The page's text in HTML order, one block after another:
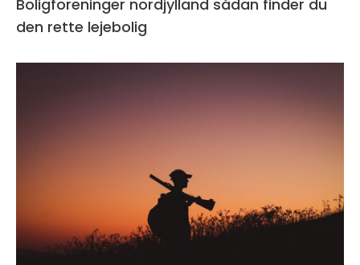
Boligforeninger nordjylland sådan finder du
den rette lejebolig